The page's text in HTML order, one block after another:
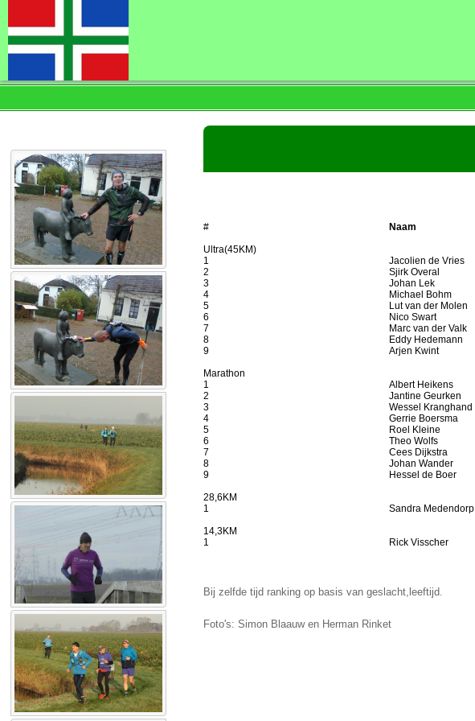
# Naam
Ultra(45KM)
1
Jacolien de Vries
2
Sjirk Overal
3
Johan Lek
4
Michael Bohm
5
Lut van der Molen
6
Nico Swart
7
Marc van der Valk
8
Eddy Hedemann
9
Arjen Kwint
Marathon
1
Albert Heikens
2
Jantine Geurken
3
Wessel Kranghand
4
Gerrie Boersma
5
Roel Kleine
6
Theo Wolfs
7
Cees Dijkstra
8
Johan Wander
9
Hessel de Boer
28,6KM
1
Sandra Medendorp
14,3KM
1
Rick Visscher
Bij zelfde tijd ranking op basis van geslacht,leeftijd.
Foto's: Simon Blaauw en Herman Rinket